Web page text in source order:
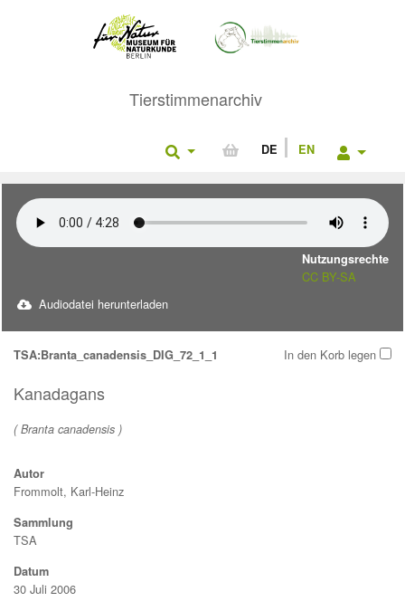
Tierstimmenarchiv
DE EN
Nutzungsrechte
CC BY-SA
Audiodatei herunterladen
TSA:Branta_canadensis_DIG_72_1_1 In den Korb legen
Kanadagans
( Branta canadensis )
Autor
Frommolt, Karl-Heinz
Sammlung
TSA
Datum
30 Juli 2006